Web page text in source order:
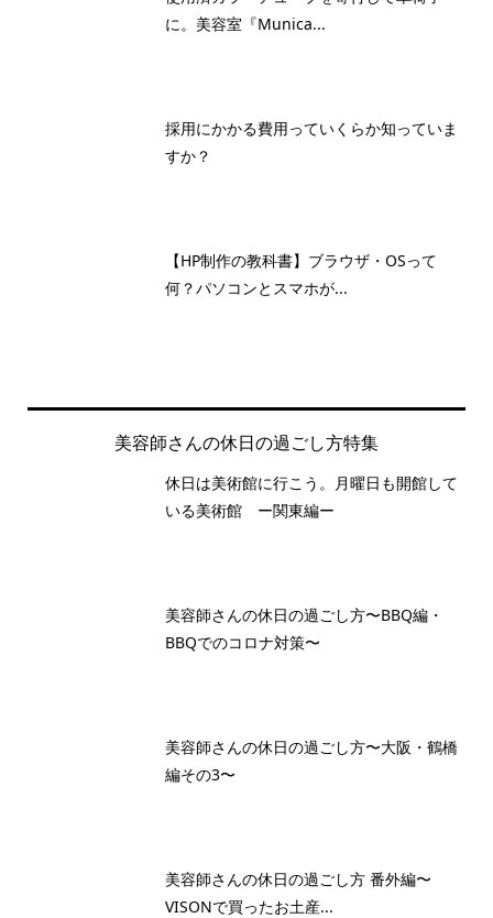
に。美容室『Munica...
採用にかかる費用っていくらか知っていま
すか？
【HP制作の教科書】ブラウザ・OSって
何？パソコンとスマホが...
美容師さんの休日の過ごし方特集
休日は美術館に行こう。月曜日も開館して
いる美術館 ー関東編ー
美容師さんの休日の過ごし方〜BBQ編・
BBQでのコロナ対策〜
美容師さんの休日の過ごし方〜大阪・鶴橋
編その3〜
美容師さんの休日の過ごし方 番外編〜
VISONで買ったお土産...